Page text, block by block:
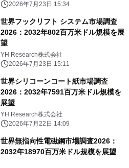
2026年7月23日 15:34
世界フックリフト システム市場調査
2026：2032年802百万米ドル規模を展
望
YH Research株式会社
2026年7月23日 15:11
世界シリコーンコート紙市場調査
2026：2032年7591百万米ドル規模を
展望
YH Research株式会社
2026年7月22日 14:09
世界無指向性電磁鋼市場調査2026：
2032年18970百万米ドル規模を展望